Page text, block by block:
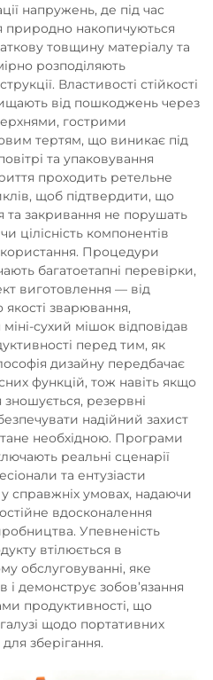
напружень, де під час
природно накопичуються
товщину матеріалу та
розподіляють
Властивості стійкості
від пошкоджень через
гострими
тертям, що виникає під
та упаковування
проходить ретельне
щоб підтвердити, що
та закривання не порушать
цілісність компонентів
Процедури
багатоетапні перевірки,
виготовлення — від
якості зварювання,
сухий мішок відповідав
перед тим, як
дизайну передбачає
функцій, тож навіть якщо
резервні
надійний захист
необхідною. Програми
реальні сценарії
та ентузіасти
справжніх умовах, надаючи
вдосконалення
Упевненість
втілюється в
обслуговуванні, яке
і демонструє зобов’язання
продуктивності, що
щодо портативних
зберігання.